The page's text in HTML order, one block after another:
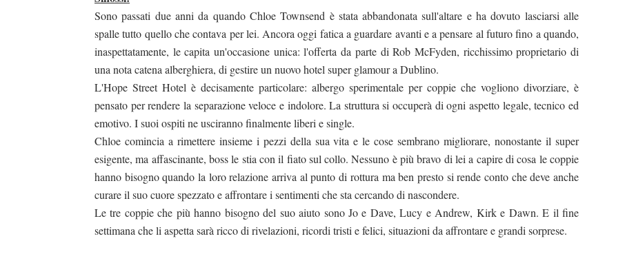
Sono passati due anni da quando Chloe Townsend è stata abbandonata sull'altare e ha dovuto lasciarsi alle
spalle tutto quello che contava per lei. Ancora oggi fatica a guardare avanti e a pensare al futuro fino a quando,
inaspettatamente, le capita un'occasione unica: l'offerta da parte di Rob McFyden, ricchissimo proprietario di
una nota catena alberghiera, di gestire un nuovo hotel super glamour a Dublino.
L'Hope Street Hotel è decisamente particolare: albergo sperimentale per coppie che vogliono divorziare, è
pensato per rendere la separazione veloce e indolore. La struttura si occuperà di ogni aspetto legale, tecnico ed
emotivo. I suoi ospiti ne usciranno finalmente liberi e single.
Chloe comincia a rimettere insieme i pezzi della sua vita e le cose sembrano migliorare, nonostante il super
esigente, ma affascinante, boss le stia con il fiato sul collo. Nessuno è più bravo di lei a capire di cosa le coppie
hanno bisogno quando la loro relazione arriva al punto di rottura ma ben presto si rende conto che deve anche
curare il suo cuore spezzato e affrontare i sentimenti che sta cercando di nascondere.
Le tre coppie che più hanno bisogno del suo aiuto sono Jo e Dave, Lucy e Andrew, Kirk e Dawn. E il fine
settimana che li aspetta sarà ricco di rivelazioni, ricordi tristi e felici, situazioni da affrontare e grandi sorprese.